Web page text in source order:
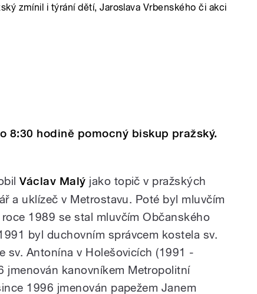
zmínil i týrání dětí, Jaroslava Vrbenského či akci
8:30 hodině pomocný biskup pražský.
Václav Malý jako topič v pražských
a uklízeč v Metrostavu. Poté byl mluvčím
1989 se stal mluvčím Občanského
byl duchovním správcem kostela sv.
sv. Antonína v Holešovicích (1991 -
jmenován kanovníkem Metropolitní
1996 jmenován papežem Janem